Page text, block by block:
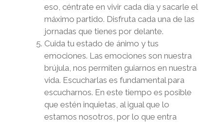
eso, céntrate en vivir cada día y sacarle el
máximo partido. Disfruta cada una de las
jornadas que tienes por delante.
Cuida tu estado de ánimo y tus
emociones. Las emociones son nuestra
brújula, nos permiten guiarnos en nuestra
vida. Escucharlas es fundamental para
escucharnos. En este tiempo es posible
que estén inquietas, al igual que lo
estamos nosotros, por lo que entra